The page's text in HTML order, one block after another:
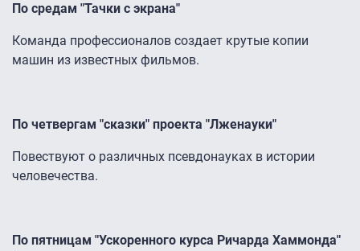
По средам "Тачки с экрана"
Команда профессионалов создает крутые копии
машин из известных фильмов.
По четвергам "сказки" проекта "Лженауки"
Повествуют о различных псевдонауках в истории
человечества.
По пятницам "Ускоренного курса Ричарда Хаммонда"